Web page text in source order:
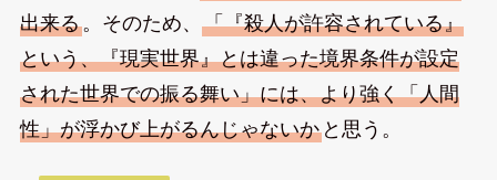
出来る。そのため、 「『殺人が許容されている』
という、『現実世界』とは違った境界条件が設定
された世界での振る舞い」には、より強く「人間
性」が浮かび上がるんじゃないかと思う。